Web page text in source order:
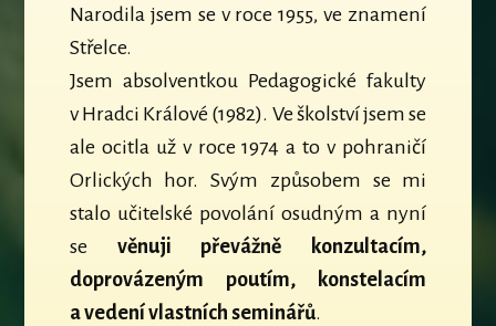
Narodila jsem se v roce 1955, ve znamení
Střelce.
Jsem absolventkou Pedagogické fakulty
v Hradci Králové (1982). Ve školství jsem se
ale ocitla už v roce 1974 a to v pohraničí
Orlických hor. Svým způsobem se mi
stalo učitelské povolání osudným a nyní
se věnuji převážně konzultacím,
doprovázeným poutím, konstelacím
a vedení vlastních seminářů.